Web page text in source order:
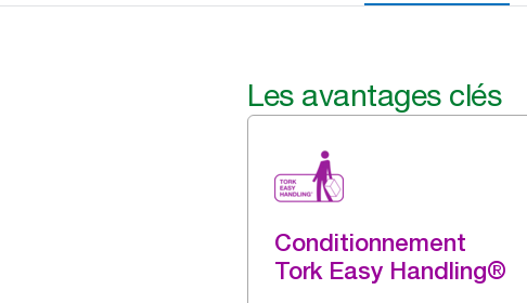
Les avantages clés
Conditionnement
Tork Easy Handling®